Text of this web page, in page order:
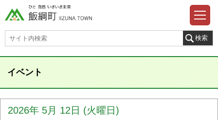
イベント
2026年 5月 12日 (火曜日 )